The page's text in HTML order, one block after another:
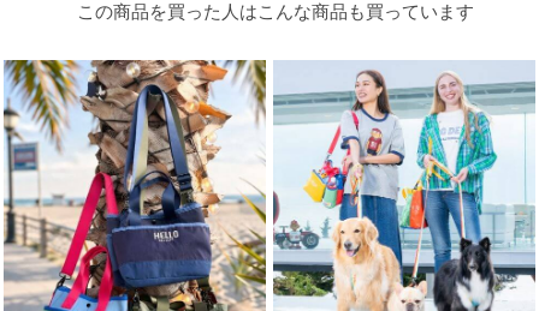
この商品を買った人はこんな商品も買っています